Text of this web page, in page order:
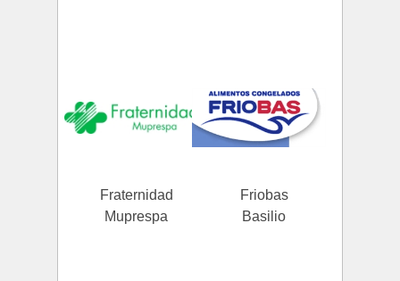
Fraternidad
Muprespa
Friobas
Basilio